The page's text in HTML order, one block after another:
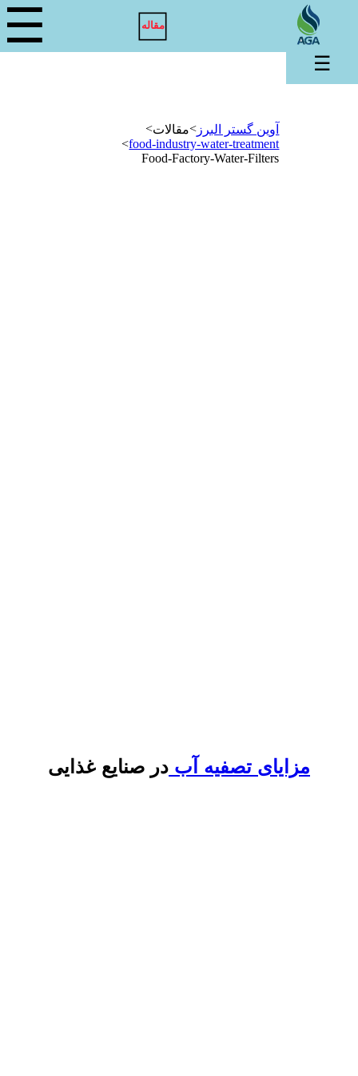
مقاله ☰
مزایای تصفیه آب در صنایع غذایی
آوین گستر البرز >مقالات>
food-industry-water-treatment
>
Food-Factory-Water-Filters
☰